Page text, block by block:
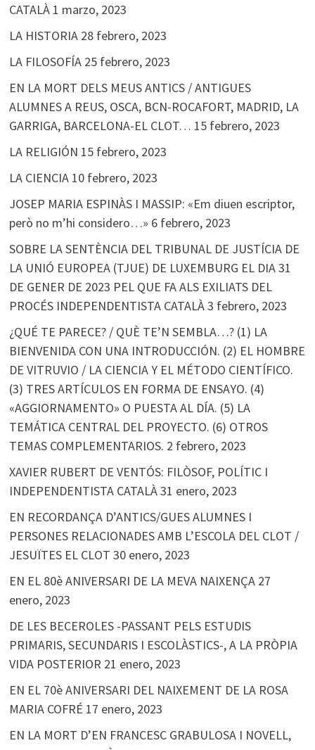
CATALÀ 1 marzo, 2023
LA HISTORIA 28 febrero, 2023
LA FILOSOFÍA 25 febrero, 2023
EN LA MORT DELS MEUS ANTICS / ANTIGUES
ALUMNES A REUS, OSCA, BCN-ROCAFORT, MADRID, LA
GARRIGA, BARCELONA-EL CLOT… 15 febrero, 2023
LA RELIGIÓN 15 febrero, 2023
LA CIENCIA 10 febrero, 2023
JOSEP MARIA ESPINÀS I MASSIP: «Em diuen escriptor,
però no m’hi considero…» 6 febrero, 2023
SOBRE LA SENTÈNCIA DEL TRIBUNAL DE JUSTÍCIA DE
LA UNIÓ EUROPEA (TJUE) DE LUXEMBURG EL DIA 31
DE GENER DE 2023 PEL QUE FA ALS EXILIATS DEL
PROCÉS INDEPENDENTISTA CATALÀ3 febrero, 2023
¿QUÉ TE PARECE? / QUÈ TE’N SEMBLA…? (1) LA
BIENVENIDA CON UNA INTRODUCCIÓN. (2) EL HOMBRE
DE VITRUVIO / LA CIENCIA Y EL MÉTODO CIENTÍFICO.
(3) TRES ARTÍCULOS EN FORMA DE ENSAYO. (4)
«AGGIORNAMENTO» O PUESTA AL DÍA. (5) LA
TEMÁTICA CENTRAL DEL PROYECTO. (6) OTROS
TEMAS COMPLEMENTARIOS. 2 febrero, 2023
XAVIER RUBERT DE VENTÓS: FILÒSOF, POLÍTIC I
INDEPENDENTISTA CATALÀ31 enero, 2023
EN RECORDANÇA D’ANTICS/GUES ALUMNES I
PERSONES RELACIONADES AMB L’ESCOLA DEL CLOT /
JESUÏTES EL CLOT 30 enero, 2023
EN EL 80è ANIVERSARI DE LA MEVA NAIXENÇA 27
enero, 2023
DE LES BECEROLES -PASSANT PELS ESTUDIS
PRIMARIS, SECUNDARIS I ESCOLÀSTICS-, A LA PRÒPIA
VIDA POSTERIOR 21 enero, 2023
EN EL 70è ANIVERSARI DEL NAIXEMENT DE LA ROSA
MARIA COFRÉ 17 enero, 2023
EN LA MORT D’EN FRANCESC GRABULOSA I NOVELL,